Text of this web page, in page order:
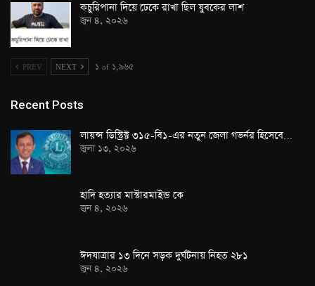
কচুরিপানা দিয়ে ঢেকে রাখা ছিল যুবকের লাশ
জুন ৪, ২০২৬
PREV NEXT ১ of ১,৯৬৫
Recent Posts
লায়ন্স ডিস্ট্রিক্ট ৩১৫-বি১-এর নতুন জেলা গভর্নর হিসেবে…
জুলা ১৩, ২০২৬
হাদি হত্যার মাস্টারমাইন্ড কে
জুন ৪, ২০২৬
ঈদযাত্রার ১৩ দিনে সড়ক দুর্ঘটনায় নিহত ২৮১
জুন ৪, ২০২৬